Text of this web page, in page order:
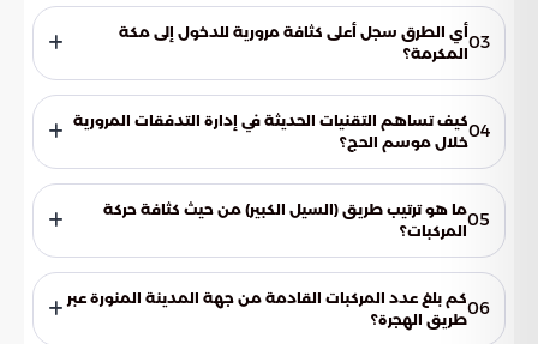
العاصمة المقدسة خلال ذلك اليوم، مما يعكس حجم الجهود
المبذولة لتنظيم هذا التدفق الهائل لضيوف الرحمن.03أي الطرق سجل أعلى كثافة مرورية للدخول إلى مكة
المكرمة؟
الحركة، حيث بلغت حركة المرور عليه 22,053 مركبة، مما يجعله
المحور الرئيسي الأكثر استخداماً في ذلك التوقيت.04كيف تساهم التقنيات الحديثة في إدارة التدفقات المرورية
خلال موسم الحج؟
لحظياً، مما يساعد في استيعاب الزيادة في أعداد المركبات، وتقليل
فرص حدوث الازدحامات، وتسهيل وصول الحجيج إلى وجهاتهم05ما هو ترتيب طريق (السيل الكبير) من حيث كثافة حركة
المركبات؟
حيث سجل استقبال 15,304 مركبات، مؤكداً أهميته كشريان حيوي
للقادمين من المنطقة الشرقية والوسطى.06كم بلغ عدد المركبات القادمة من جهة المدينة المنورة عبر
طريق الهجرة؟